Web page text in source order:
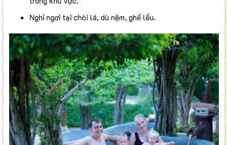
Nghỉ ngơi tại chòi lá, dù nệm, ghế lều.